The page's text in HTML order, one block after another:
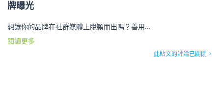
牌曝光
想讓你的品牌在社群媒體上脫穎而出嗎？善用…
閱讀更多
此貼文的評論已關閉。